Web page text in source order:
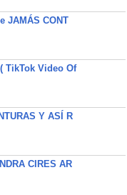
JAMÁS CONT
TikTok Video Of
Y ASÍ R
CIRES AR